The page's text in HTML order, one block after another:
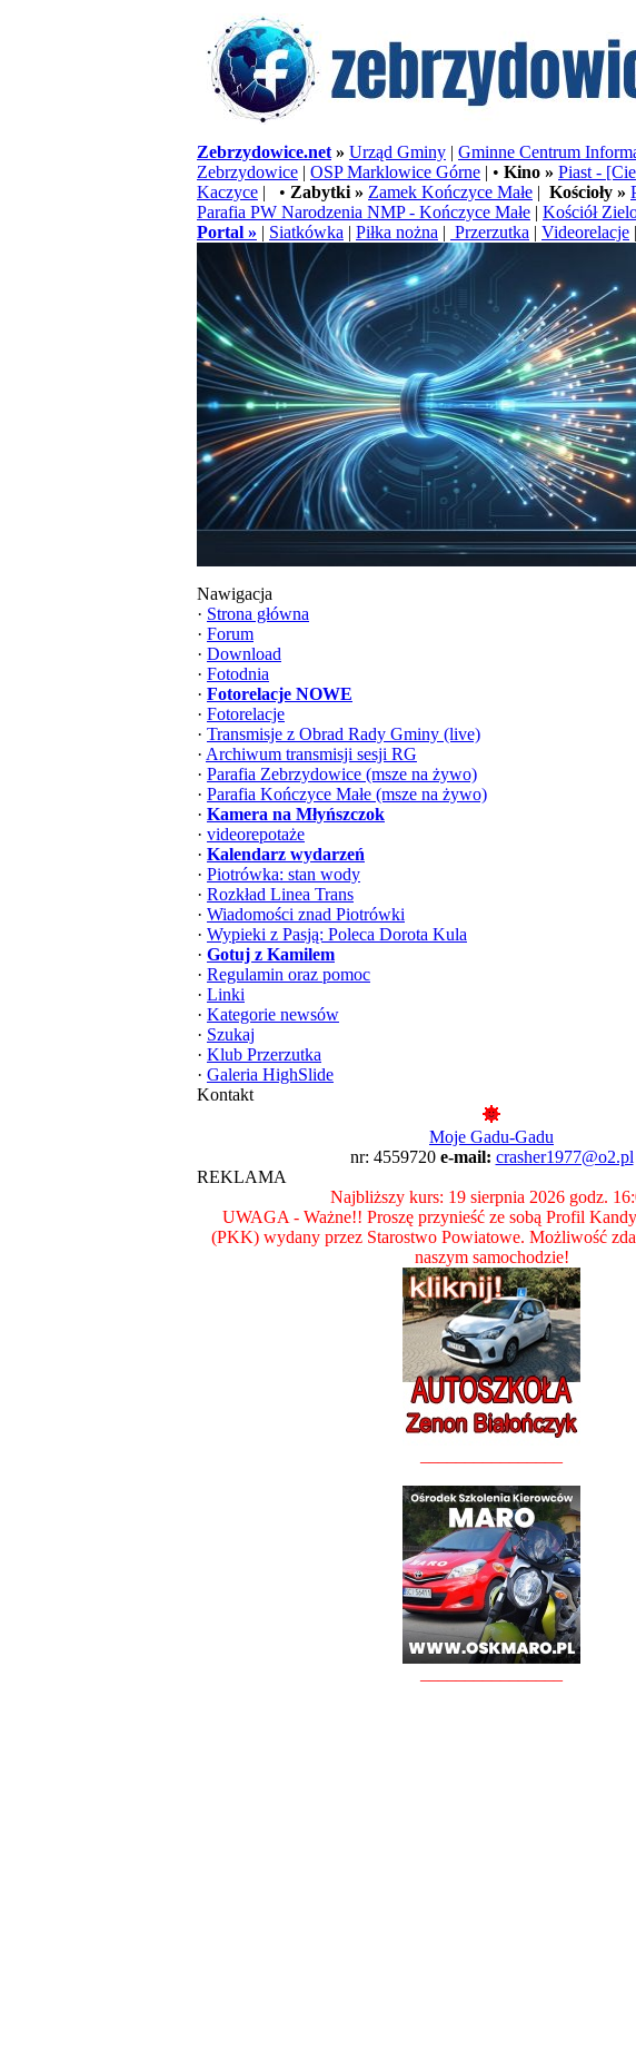
Zebrzydowice.net » Urząd Gminy | Gminne Centrum
Zebrzydowice | OSP Marklowice Górne | • Kino » Piast -
Kaczyce | • Zabytki » Zamek Kończyce Małe | Kościoły »
Parafia PW Narodzenia NMP - Kończyce Małe | Kościół
Portal » | Siatkówka | Piłka nożna | Przerzutka | Videorelacje |
Nawigacja
· Strona główna
· Forum
· Download
· Fotodnia
· Fotorelacje NOWE
· Fotorelacje
· Transmisje z Obrad Rady Gminy (live)
· Archiwum transmisji sesji RG
· Parafia Zebrzydowice (msze na żywo)
· Parafia Kończyce Małe (msze na żywo)
· Kamera na Młyńszczok
· videorepotaże
· Kalendarz wydarzeń
· Piotrówka: stan wody
· Rozkład Linea Trans
· Wiadomości znad Piotrówki
· Wypieki z Pasją: Poleca Dorota Kula
· Gotuj z Kamilem
· Regulamin oraz pomoc
· Linki
· Kategorie newsów
· Szukaj
· Klub Przerzutka
· Galeria HighSlide
Kontakt
Moje Gadu-Gadu
nr: 4559720 e-mail: crasher1977@o2.pl
REKLAMA
Najbliższy kurs: 19 sierpnia 2026 godz.
UWAGA - Ważne!! Proszę przynieść ze sobą Profil
(PKK) wydany przez Starostwo Powiatowe. Możliwość
naszym samochodzie!